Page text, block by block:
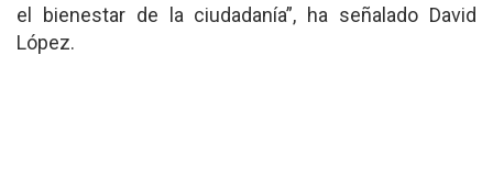
el bienestar de la ciudadanía”, ha señalado David
López.